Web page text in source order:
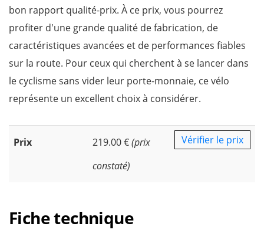
bon rapport qualité-prix. À ce prix, vous pourrez
profiter d'une grande qualité de fabrication, de
caractéristiques avancées et de performances fiables
sur la route. Pour ceux qui cherchent à se lancer dans
le cyclisme sans vider leur porte-monnaie, ce vélo
représente un excellent choix à considérer.
Prix 219.00 €(prix
constaté)
Vérifier le prix
Fiche technique